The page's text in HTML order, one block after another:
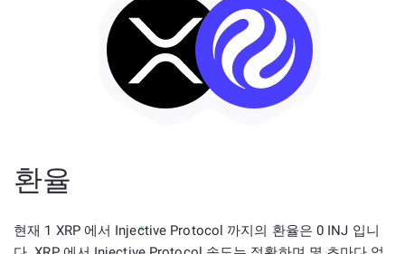
환율
현재 1 XRP 에서 Injective Protocol 까지의 환율은 0 INJ 입니